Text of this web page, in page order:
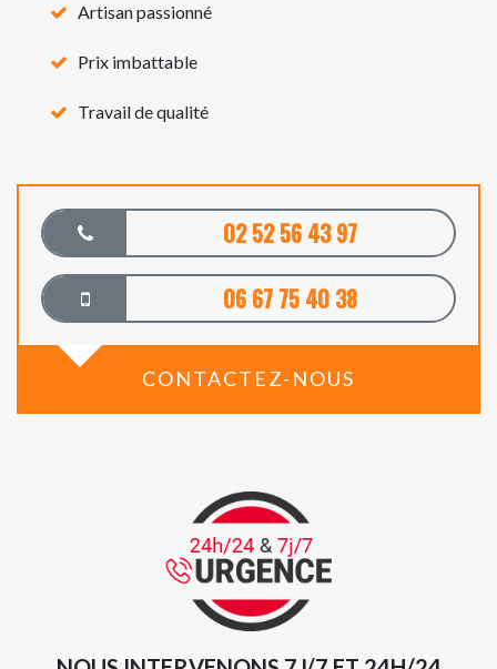
Artisan passionné
Prix imbattable
Travail de qualité
02 52 56 43 97
06 67 75 40 38
CONTACTEZ-NOUS